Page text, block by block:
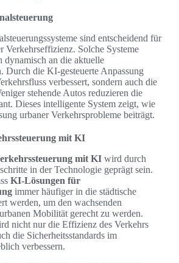
sind entscheidend für
Verkehrseffizienz. Solche Systeme
dynamisch an die aktuelle
Durch die KI-gesteuerte Anpassung
verbessert, sondern auch die
stehende Autos reduzieren die
Dieses intelligente System zeigt, wie
urbaner Verkehrsprobleme beiträgt.
mit KI
mit KI wird durch
in der Technologie geprägt sein.
KI-Lösungen für
immer häufiger in die städtische
werden, um den wachsenden
Mobilität gerecht zu werden.
nicht nur die Effizienz des Verkehrs
die Sicherheitsstandards im
verbessern.